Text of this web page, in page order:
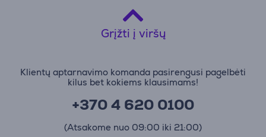
įveikiamus nešvarumus. Daugeliu atvejų juos
galima naudoti tik su vandeniu, tad nereikia
didelių kiekio specialių cheminių medžiagų. Šie
gyvūnais, kuriems reikia intensyvaus valymo.
Dulkių siurblių priedai
svarbu turėti tinkamus priedus. Elesen
Grįžti į viršų
Klientų aptarnavimo komanda pasirengusi pagelbėti
kilus bet kokiems klausimams!
+370 4 620 0100
(Atsakome nuo 09:00 iki 21:00)